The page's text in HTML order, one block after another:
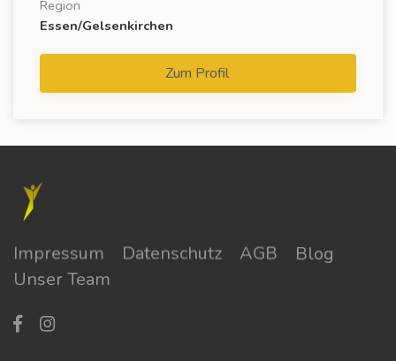
Region
Essen/Gelsenkirchen
Zum Profil
Impressum Datenschutz AGB
Blog
Unser Team